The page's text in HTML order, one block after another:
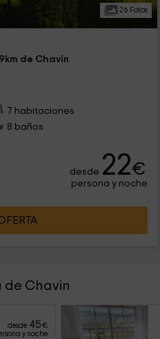
26 Fotos
de Chavin
7 habitaciones
8 baños
desde 22€
persona y noche
Chavin
desde 45€
y noche